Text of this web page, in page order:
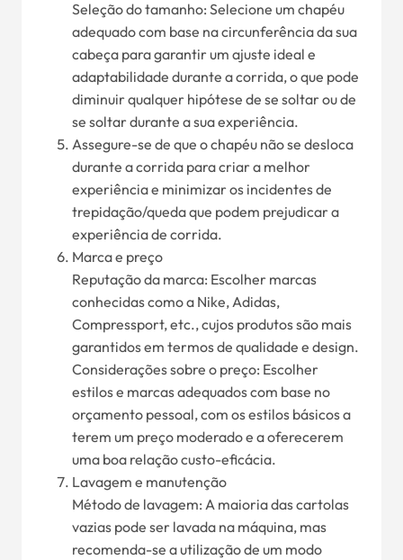
Seleção do tamanho: Selecione um chapéu
adequado com base na circunferência da sua
cabeça para garantir um ajuste ideal e
adaptabilidade durante a corrida, o que pode
diminuir qualquer hipótese de se soltar ou de
se soltar durante a sua experiência.
Assegure-se de que o chapéu não se desloca
durante a corrida para criar a melhor
experiência e minimizar os incidentes de
trepidação/queda que podem prejudicar a
experiência de corrida.
Marca e preço
Reputação da marca: Escolher marcas
conhecidas como a Nike, Adidas,
Compressport, etc., cujos produtos são mais
garantidos em termos de qualidade e design.
Considerações sobre o preço: Escolher
estilos e marcas adequados com base no
orçamento pessoal, com os estilos básicos a
terem um preço moderado e a oferecerem
uma boa relação custo-eficácia.
Lavagem e manutenção
Método de lavagem: A maioria das cartolas
vazias pode ser lavada na máquina, mas
recomenda-se a utilização de um modo